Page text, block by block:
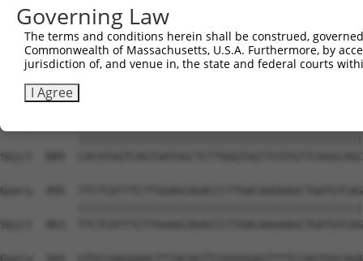
Governing Law
The terms and conditions herein shall be construed,
Commonwealth of Massachusetts, U.S.A. Furthermore, by
jurisdiction of, and venue in, the state and federal courts
I Agree